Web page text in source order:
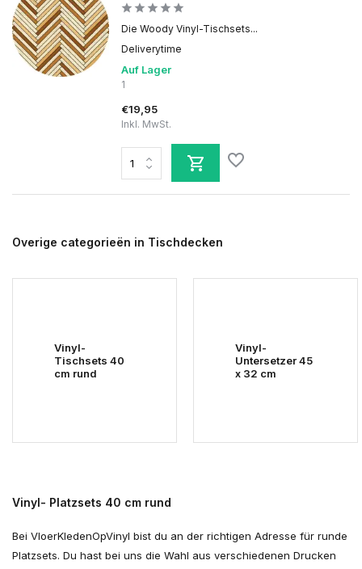
Die Woody Vinyl-Tischsets...
Deliverytime
Auf Lager
1
€19,95
Inkl. MwSt.
Overige categorieën in Tischdecken
Vinyl-
Tischsets 40
cm rund
Vinyl-
Untersetzer 45
x 32 cm
Vinyl- Platzsets 40 cm rund
Bei VloerKledenOpVinyl bist du an der richtigen Adresse für runde
Platzsets. Du hast bei uns die Wahl aus verschiedenen Drucken